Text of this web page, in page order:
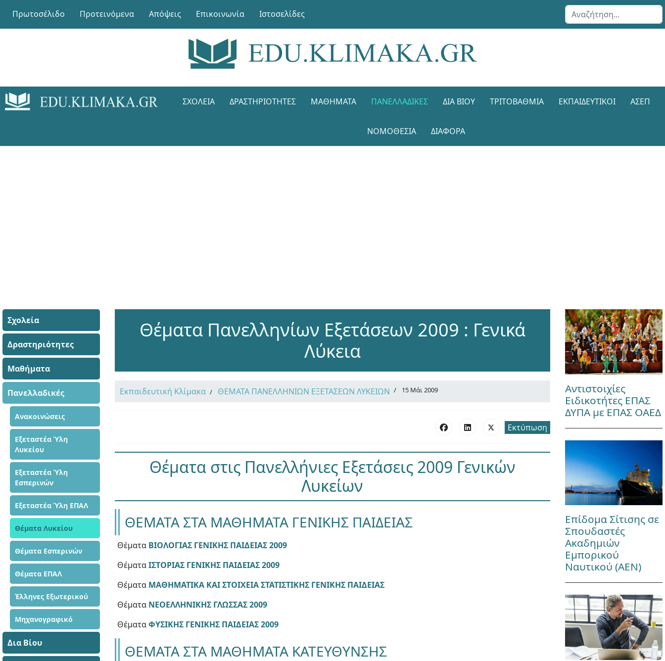
Πρωτοσέλιδο Προτεινόμενα Απόψεις Επικοινωνία Ιστοσελίδες Αναζήτηση...
ΣΧΟΛΕΊΑ ΔΡΑΣΤΗΡΙΌΤΗΤΕΣ ΜΑΘΉΜΑΤΑ ΠΑΝΕΛΛΑΔΙΚΈΣ ΔΙΑ ΒΊΟΥ ΤΡΙΤΟΒΆΘΜΙΑ ΕΚΠΑΙΔΕΥΤΙΚΟΊ ΑΣΕΠ
ΝΟΜΟΘΕΣΊΑ ΔΙΑΦΟΡΑ
Σχολεία
Δραστηριότητες
Μαθήματα
Πανελλαδικές
Ανακοινώσεις
Εξεταστέα Ύλη
Λυκείου
Εξεταστέα Ύλη
Εσπερινών
Εξεταστέα Ύλη ΕΠΑΛ
Θέματα Λυκείου
Θέματα Εσπερινών
Θέματα ΕΠΑΛ
Έλληνες Εξωτερικού
Μηχανογραφικό
Δια Βίου
Θέματα Πανελληνίων Εξετάσεων 2009 : Γενικά
Λύκεια
Εκπαιδευτική Κλίμακα ΘΕΜΑΤΑ ΠΑΝΕΛΛΗΝΙΩΝ ΕΞΕΤΑΣΕΩΝ ΛΥΚΕΙΩΝ 15 Μάι 2009
Εκτύπωση
Θέματα στις Πανελλήνιες Εξετάσεις 2009 Γενικών
Λυκείων
ΘΕΜΑΤΑ ΣΤΑ ΜΑΘΗΜΑΤΑ ΓΕΝΙΚΗΣ ΠΑΙΔΕΙΑΣ
Θέματα ΒΙΟΛΟΓΙΑΣ ΓΕΝΙΚΗΣ ΠΑΙΔΕΙΑΣ 2009
ΘέματαΙΣΤΟΡΙΑΣ ΓΕΝΙΚΗΣ ΠΑΙΔΕΙΑΣ 2009
Θέματα ΜΑΘΗΜΑΤΙΚΑ ΚΑΙ ΣΤΟΙΧΕΙΑ ΣΤΑΤΙΣΤΙΚΗΣ ΓΕΝΙΚΗΣ ΠΑΙΔΕΙΑΣ
Θέματα ΝΕΟΕΛΛΗΝΙΚΗΣ ΓΛΩΣΣΑΣ 2009
ΘέματαΦΥΣΙΚΗΣ ΓΕΝΙΚΗΣ ΠΑΙΔΕΙΑΣ 2009
ΘΕΜΑΤΑ ΣΤΑ ΜΑΘΗΜΑΤΑ ΚΑΤΕΥΘΥΝΣΗΣ
Αντιστοιχίες
Ειδικοτήτες ΕΠΑΣ
ΔΥΠΑ με ΕΠΑΣ ΟΑΕΔ
Επίδομα Σίτισης σε
Σπουδαστές
Ακαδημιών
Εμπορικού
Ναυτικού (ΑΕΝ)